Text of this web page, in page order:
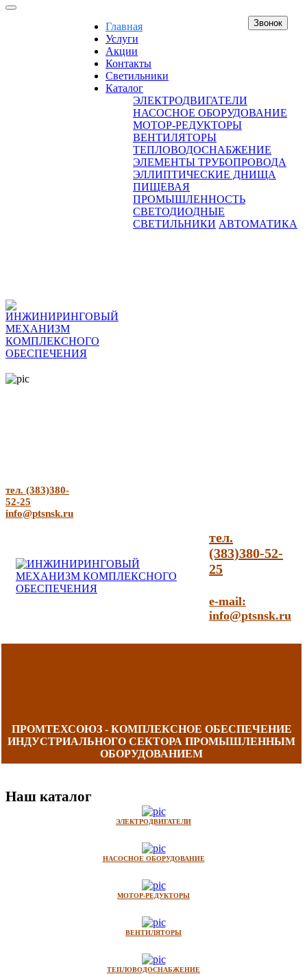
Главная
Услуги
Акции
Контакты
Светильники
Каталог
ЭЛЕКТРОДВИГАТЕЛИ
НАСОСНОЕ ОБОРУДОВАНИЕ
МОТОР-РЕДУКТОРЫ
ВЕНТИЛЯТОРЫ
ТЕПЛОВОДОСНАБЖЕНИЕ
ЭЛЕМЕНТЫ ТРУБОПРОВОДА
ЭЛЛИПТИЧЕСКИЕ ДНИЩА
ПИЩЕВАЯ
ПРОМЫШЛЕННОСТЬ
СВЕТОДИОДНЫЕ
СВЕТИЛЬНИКИ АВТОМАТИКА
Звонок
тел. (383)380-
52-25
info@ptsnsk.ru
тел.
(383)380-52-
25
e-mail:
info@ptsnsk.ru
ПРОМТЕХСОЮЗ - КОМПЛЕКСНОЕ ОБЕСПЕЧЕНИЕ
ИНДУСТРИАЛЬНОГО СЕКТОРА ПРОМЫШЛЕННЫМ
ОБОРУДОВАНИЕМ
Наш каталог
ЭЛЕКТРОДВИГАТЕЛИ
НАСОСНОЕ ОБОРУДОВАНИЕ
МОТОР-РЕДУКТОРЫ
ВЕНТИЛЯТОРЫ
ТЕПЛОВОДОСНАБЖЕНИЕ